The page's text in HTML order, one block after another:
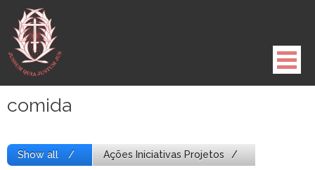
para
conteúdo
comida
Show all Ações Iniciativas Projetos